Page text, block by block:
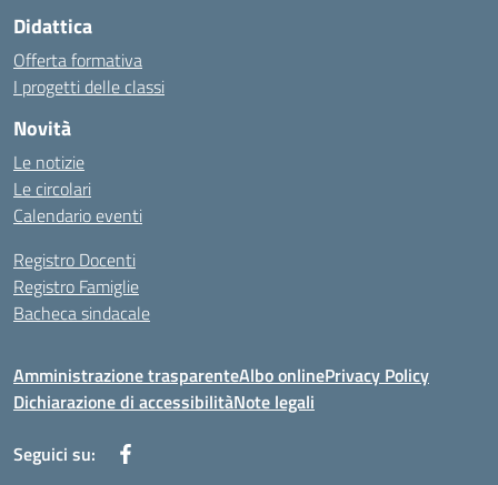
Didattica
Offerta formativa
I progetti delle classi
Novità
Le notizie
Le circolari
Calendario eventi
Registro Docenti
Registro Famiglie
Bacheca sindacale
Amministrazione trasparenteAlbo onlinePrivacy Policy
Dichiarazione di accessibilitàNote legali
Seguici su: